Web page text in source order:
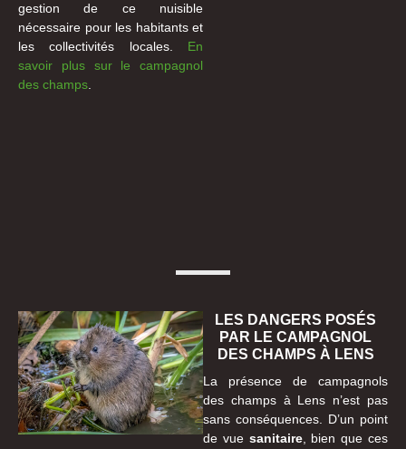
gestion de ce nuisible
nécessaire pour les habitants et
les collectivités locales. En
savoir plus sur le campagnol
des champs
LES DANGERS POSÉS
PAR LE CAMPAGNOL
DES CHAMPS À LENS
La présence de campagnols
des champs à Lens n’est pas
sans conséquences. D’un point
de vue sanitaire, bien que ces